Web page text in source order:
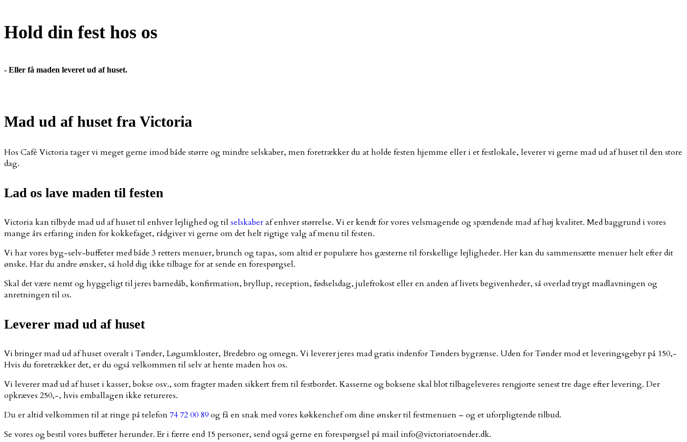
Hold din fest hos os
- Eller få maden leveret ud af huset.
Mad ud af huset fra Victoria
Hos Café Victoria tager vi meget gerne imod både større og mindre selskaber, men foretrækker du at holde festen hjemme eller i et festlokale, leverer vi gerne mad ud af huset til den store
dag.​
Lad os lave maden til festen
Victoria kan tilbyde mad ud af huset til enhver lejlighed og til selskaberaf enhver størrelse. Vi er kendt for vores velsmagende og spændende mad af høj kvalitet. Med baggrund i vores
mange års erfaring inden for kokkefaget, rådgiver vi gerne om det helt rigtige valg af menu til festen.
Vi har vores byg-selv-buffeter med både 3 retters menuer, brunch og tapas, som altid er populære hos gæsterne til forskellige lejligheder. Her kan du sammensætte menuer helt efter dit
ønske. Har du andre ønsker, så hold dig ikke tilbage for at sende en forespørgsel.
Skal det være nemt og hyggeligt til jeres barnedåb, konfirmation, bryllup, reception, fødselsdag, julefrokost eller en anden af livets begivenheder, så overlad trygt madlavningen og
anretningen til os.
Leverer mad ud af huset
Vi bringer mad ud af huset overalt i Tønder, Løgumkloster, Bredebro og omegn. Vi leverer jeres mad gratis indenfor Tønders bygrænse. Uden for Tønder mod et leveringsgebyr på 150,-
Hvis du foretrækker det, er du også velkommen til selv at hente maden hos os.
Vi leverer mad ud af huset i kasser, bokse osv., som fragter maden sikkert frem til festbordet. Kasserne og boksene skal blot tilbageleveres rengjorte senest tre dage efter levering. Der
opkræves 250,-, hvis emballagen ikke retureres.
Du er altid velkommen til at ringe på telefon74 72 00 89og få en snak med vores køkkenchef om dine ønsker til festmenuen – og et uforpligtende tilbud.
Se vores og bestil vores buffeter herunder. Er i færre end 15 personer, send også gerne en forespørgsel på mail info@victoriatoender.dk.